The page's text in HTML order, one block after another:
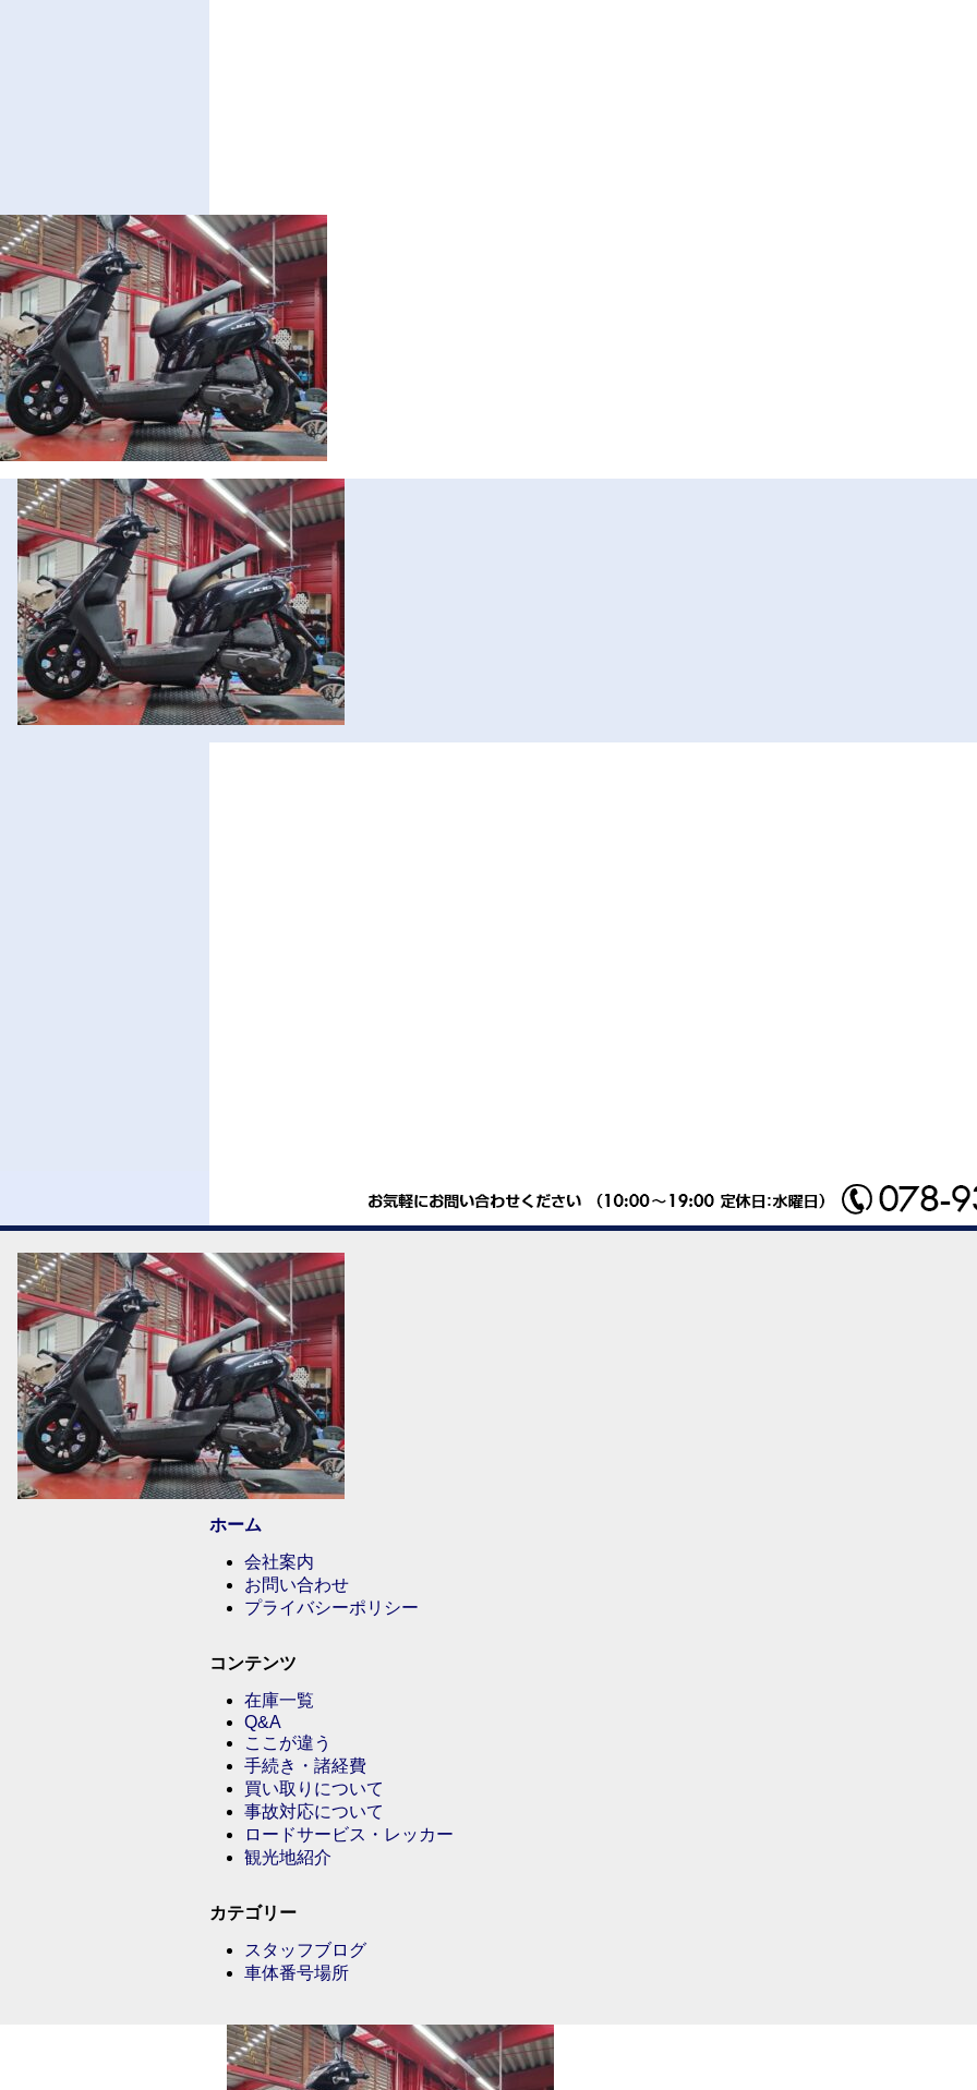
ホーム
会社案内
お問い合わせ
プライバシーポリシー
コンテンツ
在庫一覧
Q&A
ここが違う
手続き・諸経費
買い取りについて
事故対応について
ロードサービス・レッカー
観光地紹介
カテゴリー
スタッフブログ
車体番号場所